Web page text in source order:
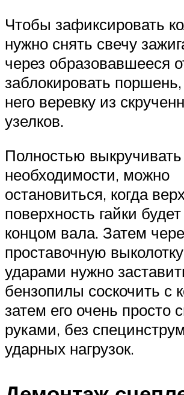
Чтобы зафиксировать
нужно снять свечу
через образовавшееся
заблокировать
него веревку из
узелков.
Полностью выкручивать
необходимости, можно
остановиться, когда
поверхность гайки
концом вала. Затем
проставочную
ударами нужно
бензопилы соскочить с
затем его очень просто
руками, без
ударных нагрузок.